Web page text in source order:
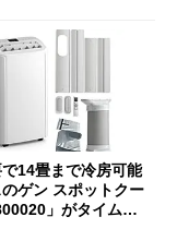
14畳まで冷房可能
のゲン スポットクー
」がタイムセ